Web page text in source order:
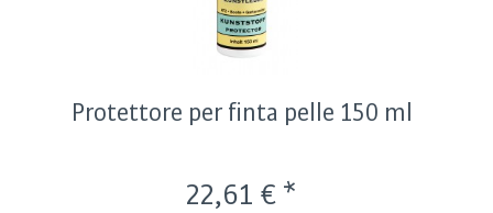
Protettore per finta pelle 150 ml
22,61 € *